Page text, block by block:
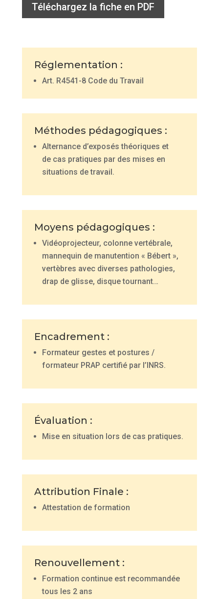
Téléchargez la fiche en PDF
Réglementation :
Art. R4541-8 Code du Travail
Méthodes pédagogiques :
Alternance d’exposés théoriques et
de cas pratiques par des mises en
situations de travail.
Moyens pédagogiques :
Vidéoprojecteur, colonne vertébrale,
mannequin de manutention « Bébert »,
vertèbres avec diverses pathologies,
drap de glisse, disque tournant…
Encadrement :
Formateur gestes et postures /
formateur PRAP certifié par l’INRS.
Évaluation :
Mise en situation lors de cas pratiques.
Attribution Finale :
Attestation de formation
Renouvellement :
Formation continue est recommandée
tous les 2 ans